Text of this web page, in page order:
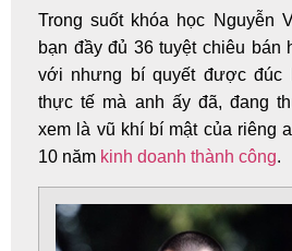
Trong suốt khóa học Nguyễn
bạn đầy đủ 36 tuyệt chiêu bán
với nhưng bí quyết được đúc
thực tế mà anh ấy đã, đang
xem là vũ khí bí mật của riêng
10 năm kinh doanh thành công.